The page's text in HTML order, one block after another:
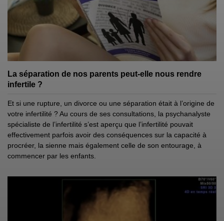
La séparation de nos parents peut-elle nous rendre
infertile ?
Et si une rupture, un divorce ou une séparation était à l’origine de
votre infertilité ? Au cours de ses consultations, la psychanalyste
spécialiste de l’infertilité s’est aperçu que l’infertilité pouvait
effectivement parfois avoir des conséquences sur la capacité à
procréer, la sienne mais également celle de son entourage, à
commencer par les enfants.